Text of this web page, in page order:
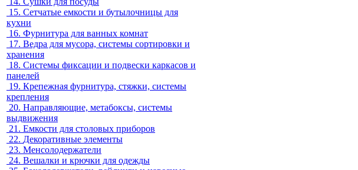
15. Сетчатые емкости и бутылочницы для
кухни
16. Фурнитура для ванных комнат
17. Ведра для мусора, системы сортировки и
хранения
18. Системы фиксации и подвески каркасов и
панелей
19. Крепежная фурнитура, стяжки, системы
крепления
20. Направляющие, метабоксы, системы
выдвижения
21. Емкости для столовых приборов
22. Декоративные элементы
23. Менсолодержатели
24. Вешалки и крючки для одежды